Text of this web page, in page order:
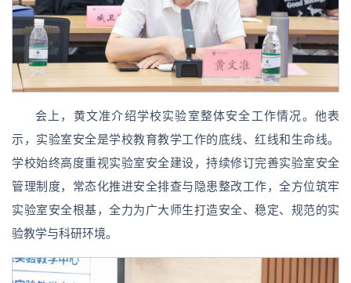
会上，黄文准介绍学校实验室整体安全工作情况。他表
示，实验室安全是学校教育教学工作的底线、红线和生命线。
学校始终高度重视实验室安全建设，持续修订完善实验室安全
管理制度，常态化推进安全排查与隐患整改工作，全方位筑牢
实验室安全根基，全力为广大师生打造安全、稳定、规范的实
验教学与科研环境。